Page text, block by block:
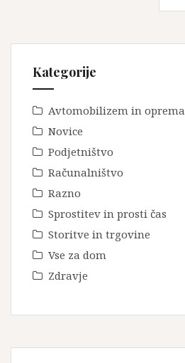
Kategorije
Avtomobilizem in oprema
Novice
Podjetništvo
Računalništvo
Razno
Sprostitev in prosti čas
Storitve in trgovine
Vse za dom
Zdravje